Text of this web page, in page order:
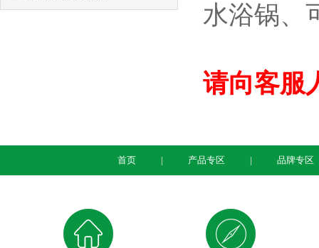
水浴锅、
请向客服
首页 产品专区 品牌专区